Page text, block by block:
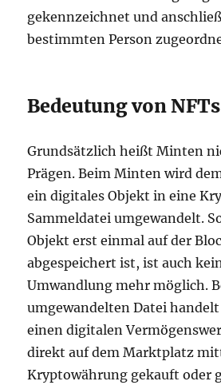
gekennzeichnet und
bestimmten Person
Bedeutung von
Grundsätzlich heißt Minten
Prägen. Beim Minten wird
ein digitales Objekt in eine
Sammeldatei umgewandelt.
Objekt erst einmal auf der
abgespeichert ist, ist auch
Umwandlung mehr möglich.
umgewandelten Datei
einen digitalen
direkt auf dem Marktplatz
Kryptowährung gekauft oder